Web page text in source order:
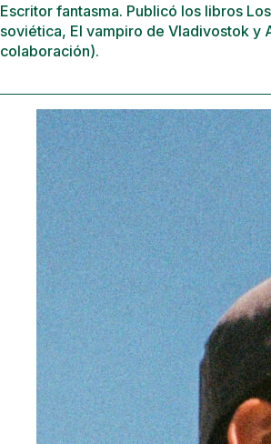
Escritor fantasma. Publicó los libros
soviética, El vampiro de Vladivostok y
colaboración).